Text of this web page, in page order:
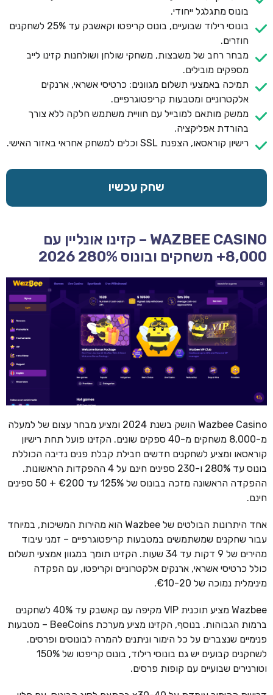
בונוס מתגלגל ייחודי.
בונוסי רילוד שבועיים, בונוס קריפטו וקאשבק עד 25% לשחקנים
חוזרים.
מבחר רחב של משבצות, משחקי שולחן ושולחנות קזינו לייב
מספקים מובילים.
תמיכה באמצעי תשלום מגוונים: כרטיסי אשראי, ארנקים
אלקטרוניים ומטבעות קריפטוגרפיים.
ממשק מותאם למובייל עם חוויית משתמש חלקה ללא צורך
בהורדת אפליקציה.
רישיון קוראסאו, הצפנת SSL וכלים למשחק אחראי באזור האישי.
שחק עכשיו
WAZBEE CASINO – קזינו אונליין עם
8,000+ משחקים ובונוס 280% 2026
Wazbee Casino הושק בשנת 2024 ומציע מבחר עצום של למעלה
מ-8,000 משחקים מ-40 ספקים שונים. הקזינו פועל תחת רישיון
קוראסאו ומציע לשחקנים חדשים חבילת קבלת פנים נדיבה הכוללת
בונוס עד 280% ו-230 ספינים חינם על 4 ההפקדות הראשונות.
ההפקדה הראשונה מזכה בבונוס של 125% עד €200 + 50 ספינים
חינם.
אחד היתרונות הבולטים של Wazbee הוא מהירות המשיכות, במיוחד
עבור שחקנים שמשתמשים במטבעות קריפטוגרפיים – זמני עיבוד
מהירים של 9 דקות עד 34 שעות. הקזינו תומך במגוון אמצעי תשלום
כולל כרטיסי אשראי, ארנקים אלקטרוניים וקריפטו, עם הפקדה
מינימלית נמוכה של €10-20.
Wazbee מציע תוכנית VIP מקיפה עם קאשבק עד 40% לשחקנים
ברמות הגבוהות. בנוסף, הקזינו מציע מערכת BeeCoins – מטבעות
פנימיים שנצברים על כל הימור וניתנים להמרה לבונוסים ופרסים.
לשחקנים קבועים יש גם בונוסי רילוד, בונוס קריפטו של 150%
וטורנירים שבועיים עם קופות פרסים.